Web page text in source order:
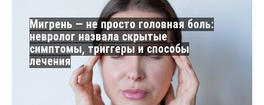
Мигрень — не просто головная боль:
невролог назвала скрытые
симптомы, триггеры и способы
лечения